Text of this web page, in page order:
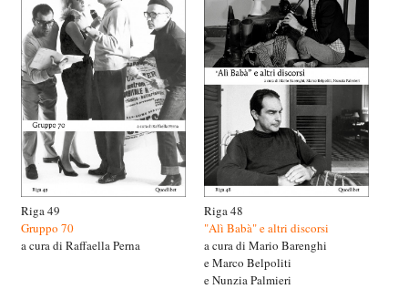
Riga 49
Gruppo 70
a cura di Raffaella Perna
Riga 48
"Alì Babà" e altri discorsi
a cura di Mario Barenghi
e Marco Belpoliti
e Nunzia Palmieri